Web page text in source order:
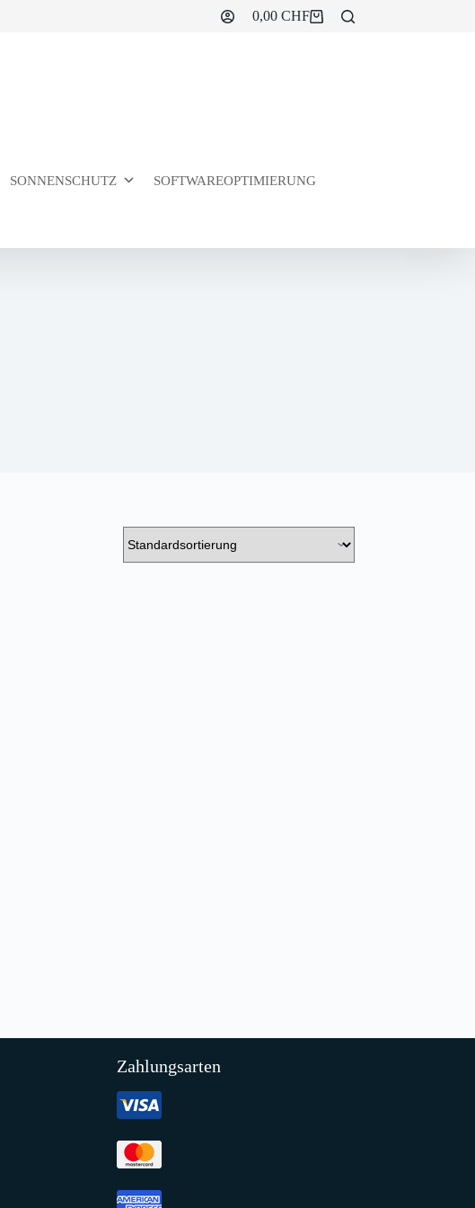
Warenkorb
0,00 CHF
SONNENSCHUTZ SOFTWAREOPTIMIERUNG
Zahlungsarten